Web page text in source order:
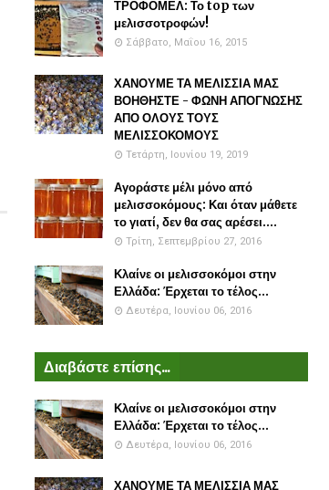
ΤΡΟΦΟΜΕΛ: Το top των
μελισσοτροφών!
Σάββατο, Μαΐου 16, 2015
ΧΑΝΟΥΜΕ ΤΑ ΜΕΛΙΣΣΙΑ ΜΑΣ
ΒΟΗΘΗΣΤΕ - ΦΩΝΗ ΑΠΟΓΝΩΣΗΣ
ΑΠΟ ΟΛΟΥΣ ΤΟΥΣ
ΜΕΛΙΣΣΟΚΟΜΟΥΣ
Τετάρτη, Ιουνίου 19, 2019
Αγοράστε μέλι μόνο από
μελισσοκόμους: Και όταν μάθετε
το γιατί, δεν θα σας αρέσει....
Τρίτη, Σεπτεμβρίου 27, 2016
Κλαίνε οι μελισσοκόμοι στην
Ελλάδα: Έρχεται το τέλος...
Δευτέρα, Ιουνίου 06, 2016
Διαβάστε επίσης...
Κλαίνε οι μελισσοκόμοι στην
Ελλάδα: Έρχεται το τέλος...
Δευτέρα, Ιουνίου 06, 2016
ΧΑΝΟΥΜΕ ΤΑ ΜΕΛΙΣΣΙΑ ΜΑΣ